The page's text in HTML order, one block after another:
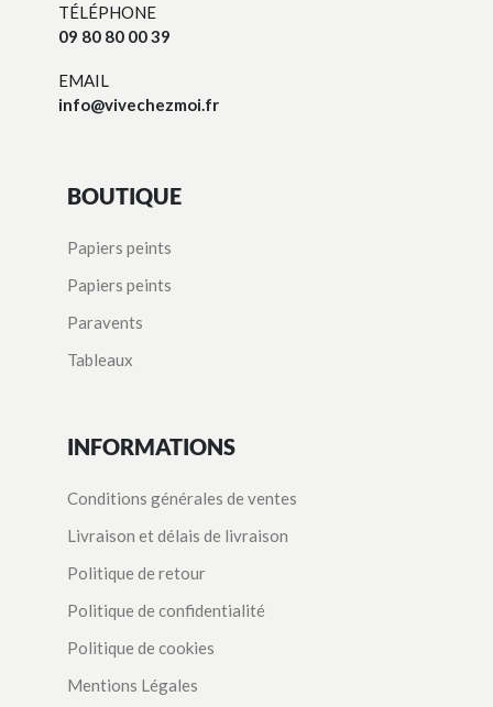
TÉLÉPHONE
09 80 80 00 39
EMAIL
info@vivechezmoi.fr
BOUTIQUE
Papiers peints
Papiers peints
Paravents
Tableaux
INFORMATIONS
Conditions générales de ventes
Livraison et délais de livraison
Politique de retour
Politique de confidentialité
Politique de cookies
Mentions Légales